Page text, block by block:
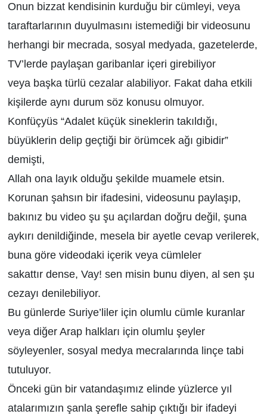
Onun bizzat kendisinin kurduğu bir cümleyi, veya
taraftarlarının duyulmasını istemediği bir videosunu
herhangi bir mecrada, sosyal medyada, gazetelerde,
TV’lerde paylaşan garibanlar içeri girebiliyor
veya başka türlü cezalar alabiliyor. Fakat daha etkili
kişilerde aynı durum söz konusu olmuyor.
Konfüçyüs “Adalet küçük sineklerin takıldığı,
büyüklerin delip geçtiği bir örümcek ağı gibidir”
demişti,
Allah ona layık olduğu şekilde muamele etsin.
Korunan şahsın bir ifadesini, videosunu paylaşıp,
bakınız bu video şu şu açılardan doğru değil, şuna
aykırı denildiğinde, mesela bir ayetle cevap verilerek,
buna göre videodaki içerik veya cümleler
sakattır dense, Vay! sen misin bunu diyen, al sen şu
cezayı denilebiliyor.
Bu günlerde Suriye’liler için olumlu cümle kuranlar
veya diğer Arap halkları için olumlu şeyler
söyleyenler, sosyal medya mecralarında linçe tabi
tutuluyor.
Önceki gün bir vatandaşımız elinde yüzlerce yıl
atalarımızın şanla şerefle sahip çıktığı bir ifadeyi